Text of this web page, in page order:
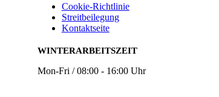
Cookie-Richtlinie
Streitbeilegung
Kontaktseite
WINTERARBEITSZEIT
Mon-Fri / 08:00 - 16:00 Uhr